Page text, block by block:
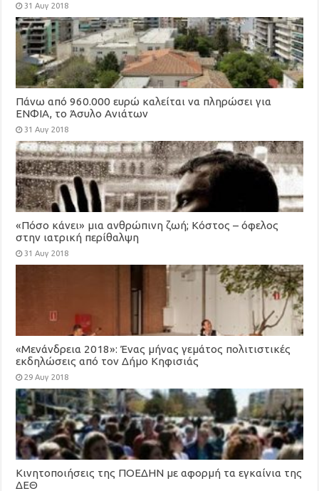
31 Αυγ 2018
Πάνω από 960.000 ευρώ καλείται να πληρώσει για
ΕΝΦΙΑ, το Άσυλο Ανιάτων
31 Αυγ 2018
«Πόσο κάνει» μια ανθρώπινη ζωή; Κόστος – όφελος
στην ιατρική περίθαλψη
31 Αυγ 2018
«Μενάνδρεια 2018»: Ένας μήνας γεμάτος πολιτιστικές
εκδηλώσεις από τον Δήμο Κηφισιάς
29 Αυγ 2018
Κινητοποιήσεις της ΠΟΕΔΗΝ με αφορμή τα εγκαίνια της
ΔΕΘ